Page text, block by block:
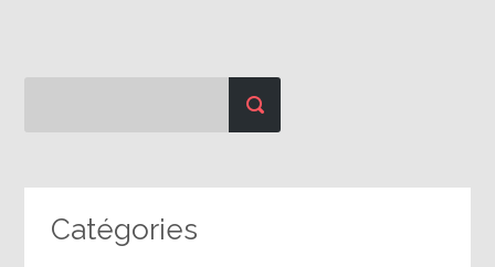
Catégories